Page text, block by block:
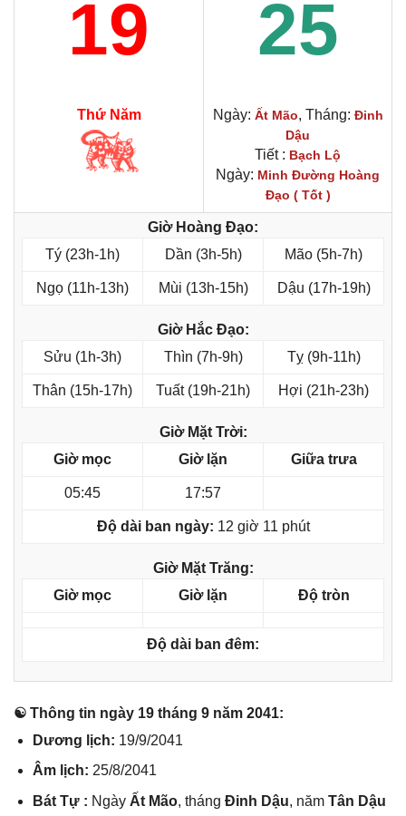
19 25
Thứ Năm Ngày: Ất Mão, Tháng: Đinh
Dậu
Tiết : Bạch Lộ
Ngày: Minh Đường Hoàng
Đạo ( Tốt )
Giờ Hoàng Đạo:
Tý (23h-1h)
Dần (3h-5h) Mão (5h-7h)
Ngọ (11h-13h) Mùi (13h-15h) Dậu (17h-19h)
Giờ Hắc Đạo:
Sửu (1h-3h)
Thìn (7h-9h) Tỵ (9h-11h)
Thân (15h-17h) Tuất (19h-21h) Hợi (21h-23h)
Giờ Mặt Trời:
Giờ mọc
Giờ lặn Giữa trưa
05:45 17:57
Độ dài ban ngày: 12 giờ 11 phút
Giờ Mặt Trăng:
Giờ mọc
Giờ lặn Độ tròn
Độ dài ban đêm:
☯ Thônɡ tin ngày 19 thánɡ 9 năm 2041:
Dươnɡ lịch: 19/9/2041
Âm lịch: 25/8/2041
Bát Tự : Ngày Ất Mão, thánɡ Đinh Dậu, năm Tân Dậu